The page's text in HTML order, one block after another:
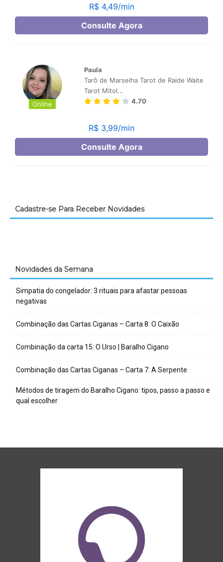
Cadastre-se Para Receber Novidades
Novidades da Semana
Simpatia do congelador: 3 rituais para afastar pessoas
negativas
Combinação das Cartas Ciganas – Carta 8: O Caixão
Combinação da carta 15: O Urso | Baralho Cigano
Combinação das Cartas Ciganas – Carta 7: A Serpente
Métodos de tiragem do Baralho Cigano: tipos, passo a passo e
qual escolher